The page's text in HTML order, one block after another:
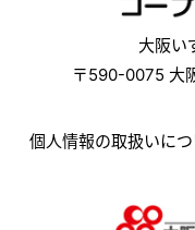
大阪い
〒590-0075 大
個人情報の取扱いに